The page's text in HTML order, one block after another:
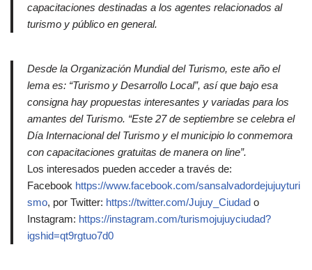
capacitaciones destinadas a los agentes relacionados al
turismo y público en general.
Desde la Organización Mundial del Turismo, este año el
lema es: “Turismo y Desarrollo Local”, así que bajo esa
consigna hay propuestas interesantes y variadas para los
amantes del Turismo. “Este 27 de septiembre se celebra el
Día Internacional del Turismo y el municipio lo conmemora
con capacitaciones gratuitas de manera on line”.
Los interesados pueden acceder a través de:
Facebook https://www.facebook.com/sansalvadordejujuyturi
smo, por Twitter: https://twitter.com/Jujuy_Ciudad o
Instagram: https://instagram.com/turismojujuyciudad?
igshid=qt9rgtuo7d0